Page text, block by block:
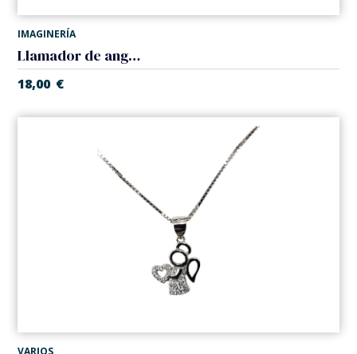
IMAGINERÍA
Llamador de angeles con cadena. Acero
18,00 €
VARIOS